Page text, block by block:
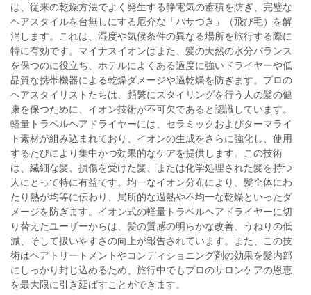
は、従来の乾燥方法でよく発生する静電気の蓄積を防ぎ、完璧な
ヘアスタイルを台無しにする厄介な「バサつき」（飛び毛）を解
消します。これは、湿度や気候条件の異なる場所を旅行する際に
特に有効です。マイナスイオンはまた、髪の天然の水分バランス
を保つのに役立ち、ホテルによくある過度に強いドライヤーや低
品質な携帯機器による乾燥ダメージや過乾燥を防ぎます。プロの
ヘアスタイリストたちは、頻繁にスタイリングを行う人の髪の健
康を保つために、イオン技術が不可欠であると認識しています。
軽量トラベルヘアドライヤーには、セラミックおよびターマライ
ト素材が組み込まれており、イオンの生成をさらに強化し、使用
するたびにより集中かつ効果的なケアを提供します。この技術
は、繊細な髪、損傷を受けた髪、または化学処理された髪を持つ
人にとって特に有益です。均一なイオン分布により、髪全体にわ
たり熱が均等に伝わり、局所的な過熱や不均一な乾燥といったダ
メージを防ぎます。イオン式の軽量トラベルヘアドライヤーに切
り替えたユーザーからは、髪の質感の明らかな改善、うねりの低
減、そして扱いやすさの向上が報告されています。また、この技
術はヘアトリートメントやコンディショニング剤の効果を髪内部
にしっかり封じ込めるため、旅行中でもプロのサロンケアの恩恵
を最大限に引き延ばすことができます。